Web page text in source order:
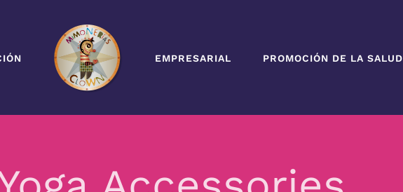
EMPRESARIAL PROMOCIÓN DE LA SALUD